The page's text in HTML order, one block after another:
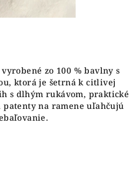
zo 100 % bavlny s
ktorá je šetrná k citlivej
s dlhým rukávom, praktické
na ramene uľahčujú